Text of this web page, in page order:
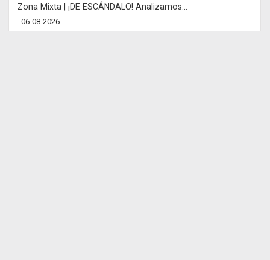
Zona Mixta | ¡DE ESCÁNDALO! Analizamos...
06-08-2026